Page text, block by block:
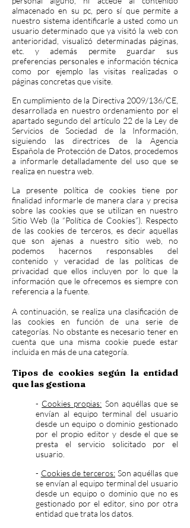
almacenado en su pc, pero sí que permite a
nuestro sistema identificarle a usted como un
usuario determinado que ya visitó la web con
anterioridad, visualizó determinadas páginas,
etc. y además permite guardar sus
preferencias personales e información técnica
como por ejemplo las visitas realizadas o
páginas concretas que visite.
En cumplimiento de la Directiva 2009/136/CE,
desarrollada en nuestro ordenamiento por el
apartado segundo del artículo 22 de la Ley de
Servicios de Sociedad de la Información,
siguiendo las directrices de la Agencia
Española de Protección de Datos, procedemos
a informarle detalladamente del uso que se
realiza en nuestra web.
La presente política de cookies tiene por
finalidad informarle de manera clara y precisa
sobre las cookies que se utilizan en nuestro
Sitio Web (la “Política de Cookies”). Respecto
de las cookies de terceros, es decir aquellas
que son ajenas a nuestro sitio web, no
podemos hacernos responsables del
contenido y veracidad de las políticas de
privacidad que ellos incluyen por lo que la
información que le ofrecemos es siempre con
referencia a la fuente.
A continuación, se realiza una clasificación de
las cookies en función de una serie de
categorías. No obstante es necesario tener en
cuenta que una misma cookie puede estar
incluida en más de una categoría.
Tipos de cookies según la entidad
que las gestiona
- Cookies propias: Son aquéllas que se
envían al equipo terminal del usuario
desde un equipo o dominio gestionado
por el propio editor y desde el que se
presta el servicio solicitado por el
usuario.
- Cookies de terceros: Son aquéllas que
se envían al equipo terminal del usuario
desde un equipo o dominio que no es
gestionado por el editor, sino por otra
entidad que trata los datos.